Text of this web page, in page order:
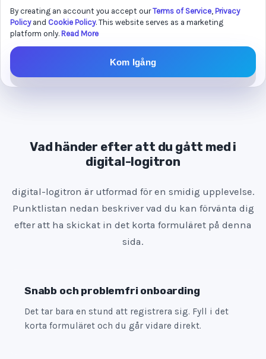
i
t
e
S
By creating an account you accept ourTerms of Service, Privacy
Policyand Cookie Policy. This website serves as a marketing
platform only. Read More
Kom Igång
Vad händer efter att du gått med i
digital-logitron
digital-logitron är utformad för en smidig upplevelse.
Punktlistan nedan beskriver vad du kan förvänta dig
efter att ha skickat in det korta formuläret på denna
sida.
Snabb och problemfri onboarding
Det tar bara en stund att registrera sig. Fyll i det
korta formuläret och du går vidare direkt.